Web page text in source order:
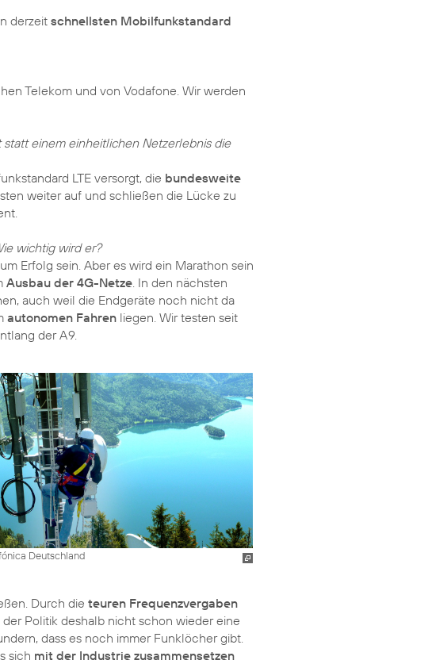
derzeit schnellsten Mobilfunkstandard
Telekom und von Vodafone. Wir werden
einem einheitlichen Netzerlebnis die
LTE versorgt, die bundesweite
weiter auf und schließen die Lücke zu
wichtig wird er?
Erfolg sein. Aber es wird ein Marathon sein
Ausbau der 4G-Netze. In den nächsten
auch weil die Endgeräte noch nicht da
autonomen Fahren liegen. Wir testen seit
der A 9.
Deutschland
Durch die teuren Frequenzvergaben
Politik deshalb nicht schon wieder eine
dass es noch immer Funklöcher gibt.
sich mit der Industrie zusammensetzen